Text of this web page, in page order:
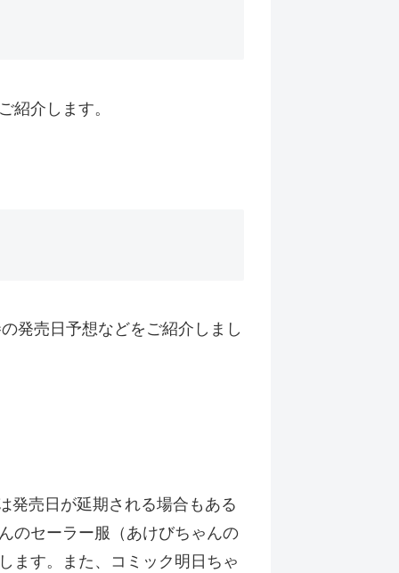
紹介します。
発売日予想などをご紹介しまし
発売日が延期される場合もある
のセーラー服（あけびちゃんの
ます。また、コミック明日ちゃ